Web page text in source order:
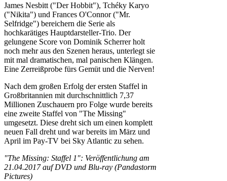
James Nesbitt ("Der Hobbit"), Tchéky Karyo
("Nikita") und Frances O'Connor ("Mr.
Selfridge") bereichern die Serie als
hochkarätiges Hauptdarsteller-Trio. Der
gelungene Score von Dominik Scherrer holt
noch mehr aus den Szenen heraus, unterlegt sie
mit mal dramatischen, mal panischen Klängen.
Eine Zerreißprobe fürs Gemüt und die Nerven!
Nach dem großen Erfolg der ersten Staffel in
Großbritannien mit durchschnittlich 7,37
Millionen Zuschauern pro Folge wurde bereits
eine zweite Staffel von "The Missing"
umgesetzt. Diese dreht sich um einen komplett
neuen Fall dreht und war bereits im März und
April im Pay-TV bei Sky Atlantic zu sehen.
"The Missing: Staffel 1": Veröffentlichung am
21.04.2017 auf DVD und Blu-ray (Pandastorm
Pictures)